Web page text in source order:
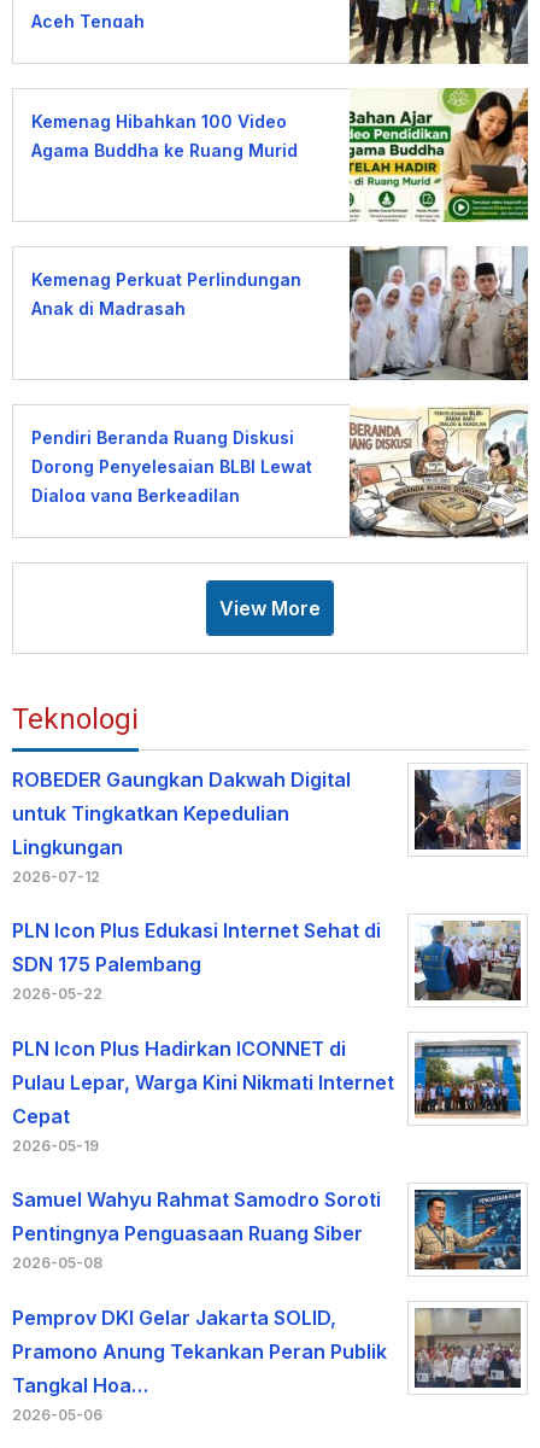
Aceh Tengah
Kemenag Hibahkan 100 Video
Agama Buddha ke Ruang Murid
Kemenag Perkuat Perlindungan
Anak di Madrasah
Pendiri Beranda Ruang Diskusi
Dorong Penyelesaian BLBI Lewat
Dialog yang Berkeadilan
View More
Teknologi
ROBEDER Gaungkan Dakwah Digital
untuk Tingkatkan Kepedulian
Lingkungan
2026-07-12
PLN Icon Plus Edukasi Internet Sehat di
SDN 175 Palembang
2026-05-22
PLN Icon Plus Hadirkan ICONNET di
Pulau Lepar, Warga Kini Nikmati Internet
Cepat
2026-05-19
Samuel Wahyu Rahmat Samodro Soroti
Pentingnya Penguasaan Ruang Siber
2026-05-08
Pemprov DKI Gelar Jakarta SOLID,
Pramono Anung Tekankan Peran Publik
Tangkal Hoa…
2026-05-06